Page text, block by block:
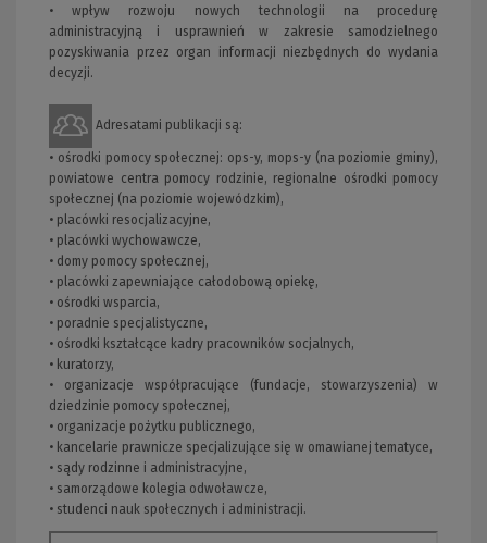
• wpływ rozwoju nowych technologii na procedurę
administracyjną i usprawnień w zakresie samodzielnego
pozyskiwania przez organ informacji niezbędnych do wydania
decyzji.
Adresatami publikacji są:
• ośrodki pomocy społecznej: ops-y, mops-y (na poziomie gminy),
powiatowe centra pomocy rodzinie, regionalne ośrodki pomocy
społecznej (na poziomie wojewódzkim),
• placówki resocjalizacyjne,
• placówki wychowawcze,
• domy pomocy społecznej,
• placówki zapewniające całodobową opiekę,
• ośrodki wsparcia,
• poradnie specjalistyczne,
• ośrodki kształcące kadry pracowników socjalnych,
• kuratorzy,
• organizacje współpracujące (fundacje, stowarzyszenia) w
dziedzinie pomocy społecznej,
• organizacje pożytku publicznego,
• kancelarie prawnicze specjalizujące się w omawianej tematyce,
• sądy rodzinne i administracyjne,
• samorządowe kolegia odwoławcze,
• studenci nauk społecznych i administracji.